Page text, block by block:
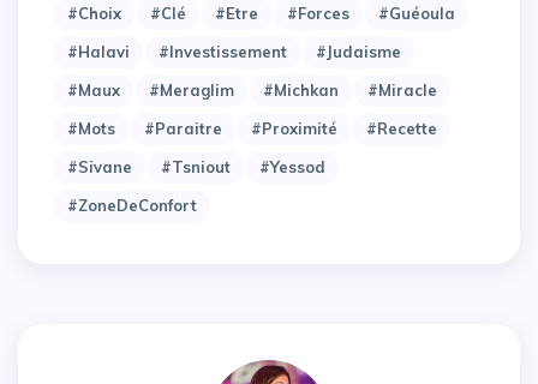
#choix
#clé #etre #forces
#guéoula
#halavi
#investissement
#judaisme
#maux
#meraglim #michkan
#miracle
#mots
#paraitre #proximité
#recette
#sivane
#tsniout
#yessod
#zoneDeConfort